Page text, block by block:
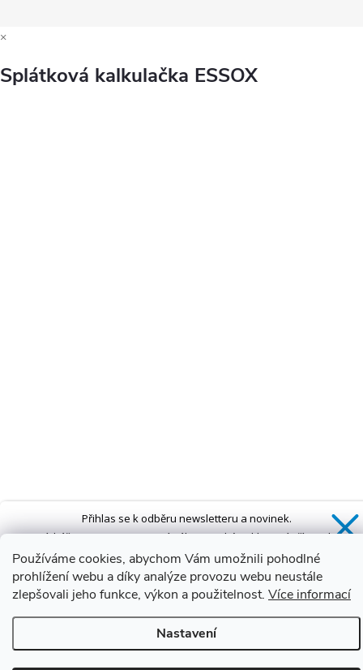
Používáme cookies, abychom Vám umožnili pohodlné
prohlížení webu a díky analýze provozu webu neustále
zlepšovali jeho funkce, výkon a použitelnost. Více informací
Nastavení
×
Splátková kalkulačka ESSOX
Přihlas se k odběru newsletteru a novinek.
ZískášSLEVU 5 %na první nákup a také exkluzivní přístup k
novinkám, slevám a dalším speciálním nabídkám.*
Ano, chci se přihlásit
Zásady zpracování osobních údajů